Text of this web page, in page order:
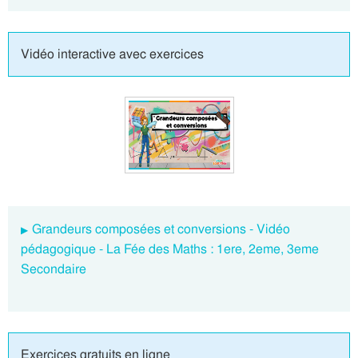
Vidéo interactive avec exercices
Grandeurs composées et conversions - Vidéo
pédagogique - La Fée des Maths : 1ere, 2eme, 3eme
Secondaire
Exercices gratuits en ligne